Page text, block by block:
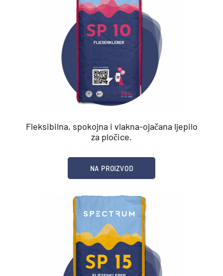
Fleksibilna, spokojna i vlakna-ojačana ljepilo
za pločice.
NA PROIZVOD